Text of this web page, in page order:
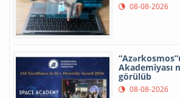
08-08-2026
Akademiyası
görülüb
08-08-2026